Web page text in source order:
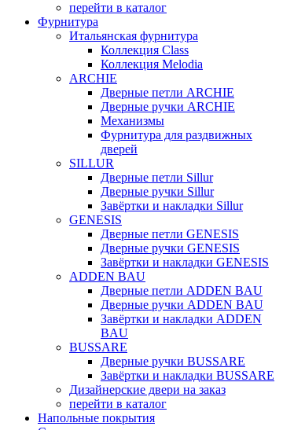
перейти в каталог
Фурнитура
Итальянская фурнитура
Коллекция Class
Коллекция Melodia
ARCHIE
Дверные петли ARCHIE
Дверные ручки ARCHIE
Механизмы
Фурнитура для раздвижных
дверей
SILLUR
Дверные петли Sillur
Дверные ручки Sillur
Завёртки и накладки Sillur
GENESIS
Дверные петли GENESIS
Дверные ручки GENESIS
Завёртки и накладки GENESIS
ADDEN BAU
Дверные петли ADDEN BAU
Дверные ручки ADDEN BAU
Завёртки и накладки ADDEN
BAU
BUSSARE
Дверные ручки BUSSARE
Завёртки и накладки BUSSARE
Дизайнерские двери на заказ
перейти в каталог
Напольные покрытия